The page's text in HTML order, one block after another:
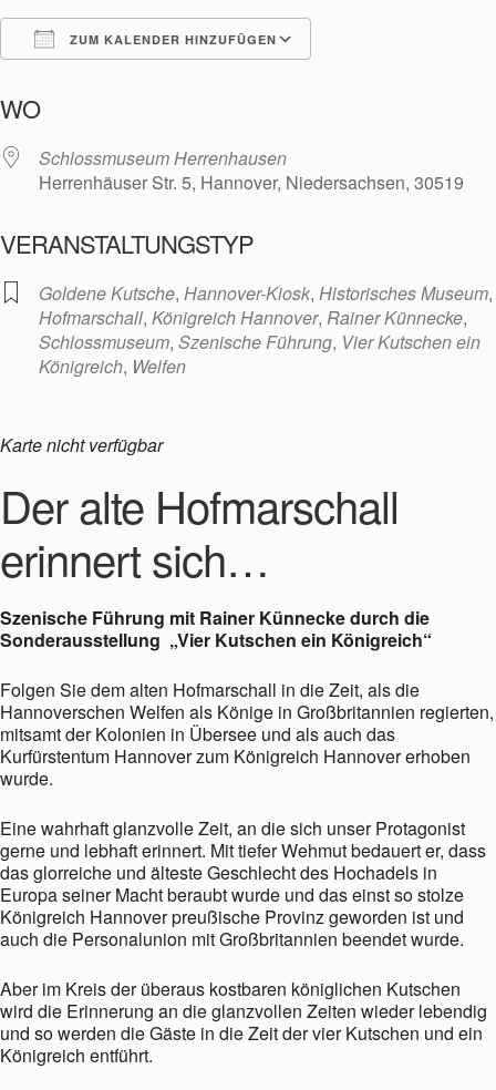
ZUM KALENDER HINZUFÜGEN
WO
Schlossmuseum Herrenhausen
Herrenhäuser Str. 5, Hannover, Niedersachsen, 30519
VERANSTALTUNGSTYP
Goldene Kutsche, Hannover-Kiosk, Historisches Museum,
Hofmarschall, Königreich Hannover, Rainer Künnecke,
Schlossmuseum, Szenische Führung, Vier Kutschen ein
Königreich, Welfen
Karte nicht verfügbar
Der alte Hofmarschall
erinnert sich…
Szenische Führung mit Rainer Künnecke durch die
Sonderausstellung „Vier Kutschen ein Königreich“
Folgen Sie dem alten Hofmarschall in die Zeit, als die
Hannoverschen Welfen als Könige in Großbritannien regierten,
mitsamt der Kolonien in Übersee und als auch das
Kurfürstentum Hannover zum Königreich Hannover erhoben
wurde.
Eine wahrhaft glanzvolle Zeit, an die sich unser Protagonist
gerne und lebhaft erinnert. Mit tiefer Wehmut bedauert er, dass
das glorreiche und älteste Geschlecht des Hochadels in
Europa seiner Macht beraubt wurde und das einst so stolze
Königreich Hannover preußische Provinz geworden ist und
auch die Personalunion mit Großbritannien beendet wurde.
Aber im Kreis der überaus kostbaren königlichen Kutschen
wird die Erinnerung an die glanzvollen Zeiten wieder lebendig
und so werden die Gäste in die Zeit der vier Kutschen und ein
Königreich entführt.